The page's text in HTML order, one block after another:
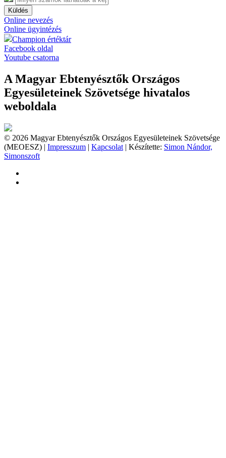
Küldés
Online nevezés
Online ügyintézés
Champion értéktár
Facebook oldal
Youtube csatorna
A Magyar Ebtenyésztők Országos
Egyesületeinek Szövetsége hivatalos
weboldala
© 2026 Magyar Ebtenyésztők Országos Egyesületeinek Szövetsége
(MEOESZ) | Impresszum | Kapcsolat | Készítette: Simon Nándor,
Simonszoft